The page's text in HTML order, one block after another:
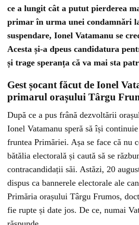
ce a lungit cât a putut pierderea
primar în urma unei condamnări
suspendare, Ionel Vatamanu se
Acesta și-a dpeus candidatura
și trage speranța că va mai sta
Gest șocant făcut de Ionel
primarul orașului Târgu
După ce a pus frână dezvoltării
Ionel Vatamanu speră să își
fruntea Primăriei. Așa se face că nu
bătălia electorală și caută să se
contracandidații săi. Astăzi, 20
dispus ca bannerele electorale ale
Primăria orașului Târgu Frumos,
fie rupte și date jos. De ce, numai